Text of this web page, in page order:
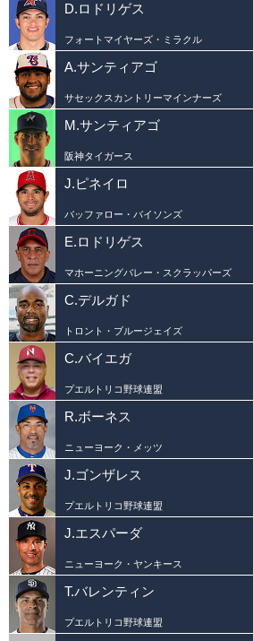
D.ロドリゲス
フォートマイヤーズ・ミラクル
A.サンティアゴ
サセックスカントリーマインナーズ
M.サンティアゴ
阪神タイガース
J.ピネイロ
バッファロー・バイソンズ
E.ロドリゲス
マホーニングバレー・スクラッパーズ
C.デルガド
トロント・ブルージェイズ
C.バイエガ
プエルトリコ野球連盟
R.ボーネス
ニューヨーク・メッツ
J.ゴンザレス
プエルトリコ野球連盟
J.エスパーダ
ニューヨーク・ヤンキース
T.バレンティン
プエルトリコ野球連盟